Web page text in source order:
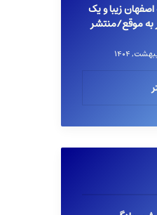
اصفهان زیبا و یک
موقع/منتشر